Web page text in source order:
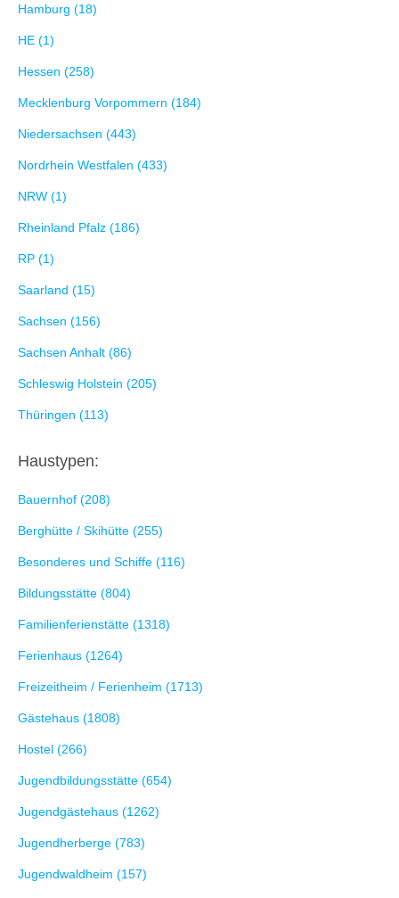
Hamburg (18)
HE (1)
Hessen (258)
Mecklenburg Vorpommern (184)
Niedersachsen (443)
Nordrhein Westfalen (433)
NRW (1)
Rheinland Pfalz (186)
RP (1)
Saarland (15)
Sachsen (156)
Sachsen Anhalt (86)
Schleswig Holstein (205)
Thüringen (113)
Haustypen:
Bauernhof (208)
Berghütte / Skihütte (255)
Besonderes und Schiffe (116)
Bildungsstätte (804)
Familienferienstätte (1318)
Ferienhaus (1264)
Freizeitheim / Ferienheim (1713)
Gästehaus (1808)
Hostel (266)
Jugendbildungsstätte (654)
Jugendgästehaus (1262)
Jugendherberge (783)
Jugendwaldheim (157)